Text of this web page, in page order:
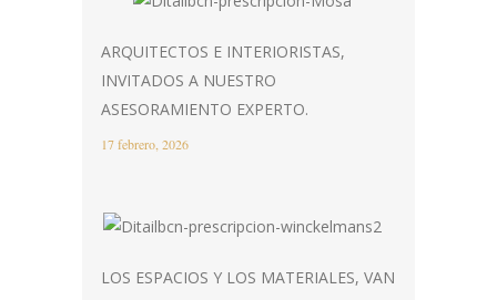
ARQUITECTOS E INTERIORISTAS,
INVITADOS A NUESTRO
ASESORAMIENTO EXPERTO.
17 febrero, 2026
LOS ESPACIOS Y LOS MATERIALES, VAN